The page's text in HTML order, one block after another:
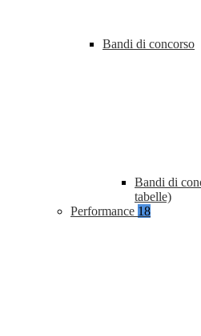
Bandi di concorso
Bandi di
tabelle)
Performance 18